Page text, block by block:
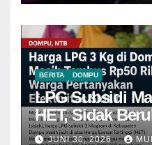
BERITA DOMPU
LPG Subsidi
HET, Sidak
Mampu
JUNI 30, 2026